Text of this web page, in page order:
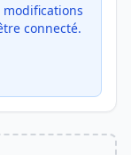
modifications
connecté.